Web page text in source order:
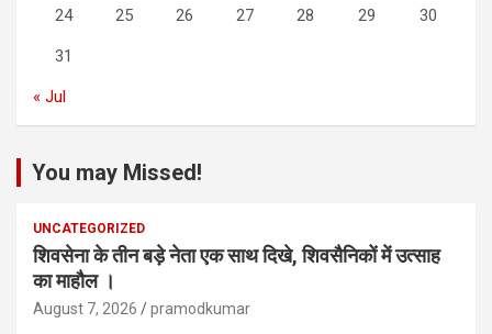
24 25 26 27 28 29 30
31
« Jul
You may Missed!
UNCATEGORIZED
शिवसेना के तीन बड़े नेता एक साथ दिखे, शिवसैनिकों में उत्साह
का माहौल ।
August 7, 2026 pramodkumar